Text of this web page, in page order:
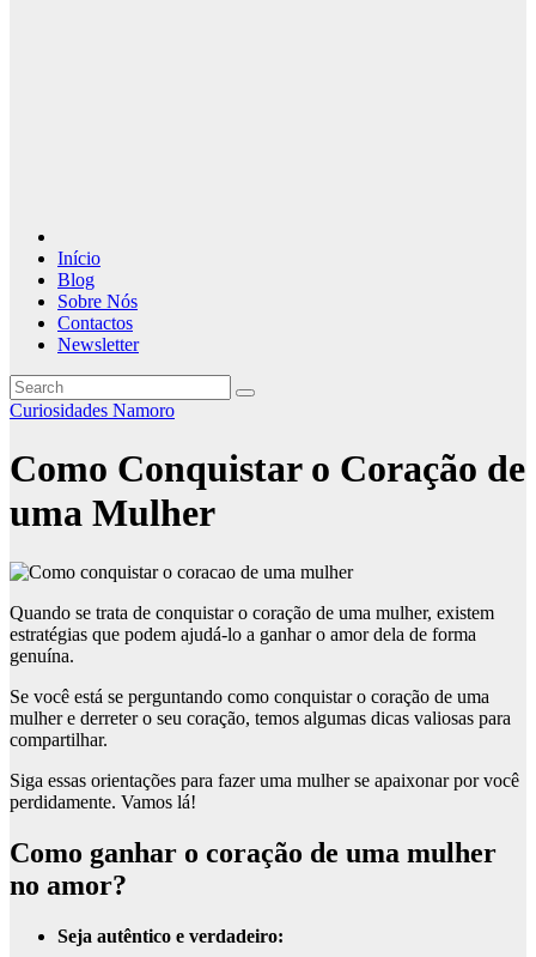
Início
Blog
Sobre Nós
Contactos
Newsletter
Curiosidades Namoro
Como Conquistar o Coração de
uma Mulher
Quando se trata de conquistar o coração de uma mulher, existem
estratégias que podem ajudá-lo a ganhar o amor dela de forma
genuína.
Se você está se perguntando como conquistar o coração de uma
mulher e derreter o seu coração, temos algumas dicas valiosas para
compartilhar.
Siga essas orientações para fazer uma mulher se apaixonar por você
perdidamente. Vamos lá!
Como ganhar o coração de uma mulher
no amor?
Seja autêntico e verdadeiro: